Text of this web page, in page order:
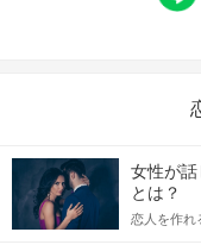
女性が
とは？
恋人を作れ